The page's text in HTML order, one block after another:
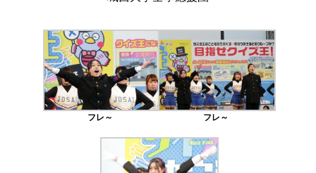
フレ～ フレ～